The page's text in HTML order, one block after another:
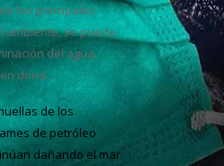
los principales
ambiente, se puede
del agua,
dond...
de los
de petróleo
dañando el mar